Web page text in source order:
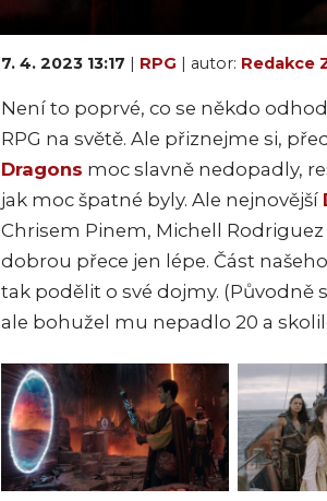
7. 4. 2023 13:17 | RPG | autor: Redakce
Není to poprvé, co se někdo
RPG na světě. Ale přiznejme si,
Dragons moc slavně nedopadly,
jak moc špatné byly. Ale nejnovější
Chrisem Pinem, Michell
dobrou přece jen lépe. Část
tak podělit o své dojmy. (Původně
ale bohužel mu nepadlo 20 a